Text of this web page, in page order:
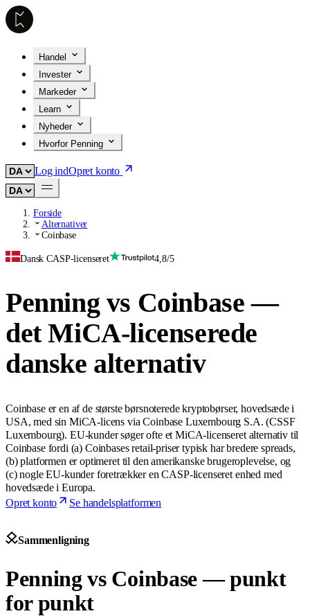
Handel
Invester
Markeder
Learn
Nyheder
Hvorfor Penning
Log indOpret konto
Forside
Alternativer
Coinbase
Dansk CASP-licenseret 4,8/5
Penning vs Coinbase —
det MiCA-licenserede
danske alternativ
Coinbase er en af de største børsnoterede kryptobørser, hovedsæde i
USA, med sin MiCA-licens via Coinbase Luxembourg S.A. (CSSF
Luxembourg). EU-kunder søger ofte et MiCA-licenseret alternativ til
Coinbase fordi (a) Coinbases retail-priser typisk har bredere spreads,
(b) platformen er optimeret til den amerikanske brugeroplevelse, og
(c) nogle EU-kunder foretrækker en CASP-licenseret enhed med
hovedsæde i Europa.
Opret konto
Se handelsplatformen
Sammenligning
Penning vs Coinbase — punkt
for punkt